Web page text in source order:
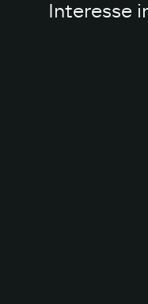
Interesse